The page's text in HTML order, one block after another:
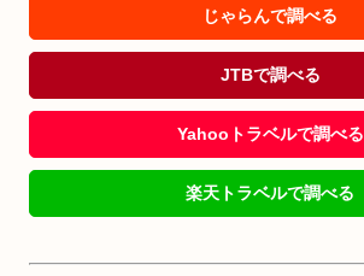
じゃらんで調べる
JTBで調べる
Yahooトラベルで調べる
楽天トラベルで調べる